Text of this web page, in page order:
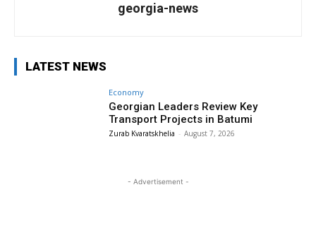
georgia-news
LATEST NEWS
Economy
Georgian Leaders Review Key
Transport Projects in Batumi
Zurab Kvaratskhelia - August 7, 2026
- Advertisement -